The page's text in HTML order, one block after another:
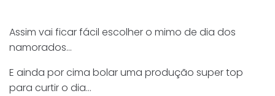
Assim vai ficar fácil escolher o mimo de dia dos
namorados…
E ainda por cima bolar uma produção super top
para curtir o dia…